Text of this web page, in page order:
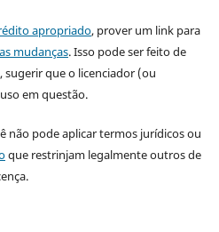
apropriado, prover um link para
mudanças. Isso pode ser feito de
que o licenciador (ou
em questão.
não pode aplicar termos jurídicos ou
que restrinjam legalmente outros de